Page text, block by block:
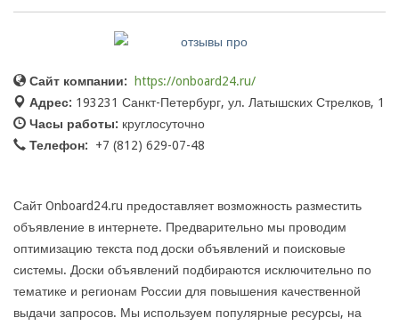
Сайт компании:
https://onboard24.ru/
Адрес: 193231 Санкт-Петербург, ул. Латышских Стрелков, 1
Часы работы: круглосуточно
Телефон:
+7 (812) 629-07-48
Сайт Onboard24.ru предоставляет возможность разместить
объявление в интернете. Предварительно мы проводим
оптимизацию текста под доски объявлений и поисковые
системы. Доски объявлений подбираются исключительно по
тематике и регионам России для повышения качественной
выдачи запросов. Мы используем популярные ресурсы, на